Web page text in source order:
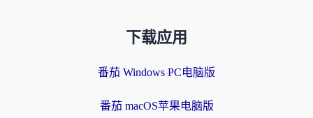
下载应用
番茄 Windows PC电脑版
番茄 macOS苹果电脑版